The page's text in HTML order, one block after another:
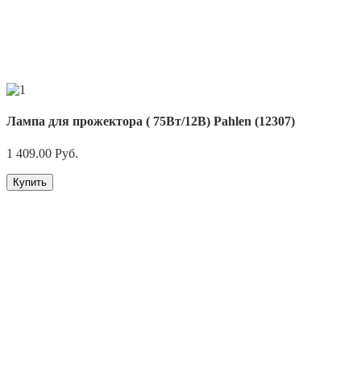
Лампа для прожектора ( 75Вт/12В) Pahlen (12307)
1 409.00 Руб.
Купить